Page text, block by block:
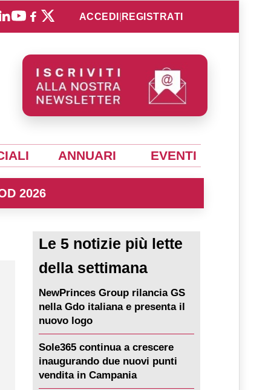
ACCEDI REGISTRATI
ANNUARI EVENTI
2026
Le 5 notizie più lette
della settimana
NewPrinces Group rilancia GS
nella Gdo italiana e presenta il
nuovo logo
Sole365 continua a crescere
inaugurando due nuovi punti
vendita in Campania